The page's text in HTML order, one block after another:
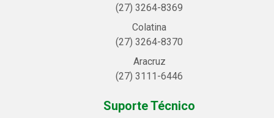
(27) 3264-8369
Colatina
(27) 3264-8370
Aracruz
(27) 3111-6446
Suporte Técnico